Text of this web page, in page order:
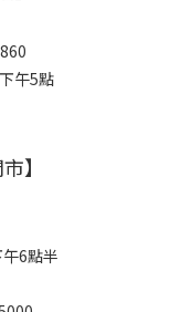
午5點
】
6點半